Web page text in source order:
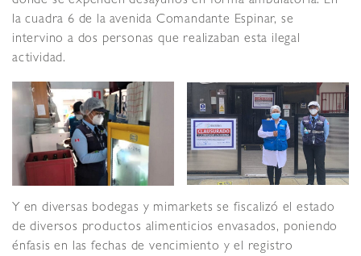
la cuadra 6 de la avenida Comandante Espinar, se
intervino a dos personas que realizaban esta ilegal
actividad.
Y en diversas bodegas y mimarkets se fiscalizó el estado
de diversos productos alimenticios envasados, poniendo
énfasis en las fechas de vencimiento y el registro